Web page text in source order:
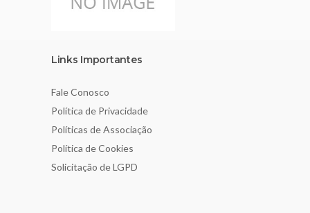
Links Importantes
Fale Conosco
Política de Privacidade
Políticas de Associação
Política de Cookies
Solicitação de LGPD